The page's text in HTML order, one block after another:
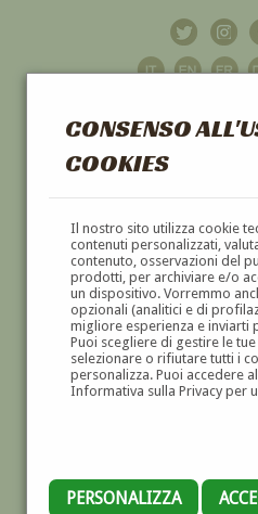
CONSENSO
COOKIES
Il nostro sito utilizza cookie
contenuti personalizzati,
contenuto, osservazioni del
prodotti, per archiviare e/o
un dispositivo. Vorremmo
opzionali (analitici e di
migliore esperienza e inviarti
Puoi scegliere di gestire le
selezionare o rifiutare tutti i
personalizza. Puoi accedere
Informativa sulla Privacy per
PERSONALIZZA
GALLERIAD'ARTE
DIPINTI E